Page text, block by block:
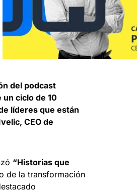
del podcast
ciclo de 10
líderes que están
CEO de
“Historias que
de la transformación